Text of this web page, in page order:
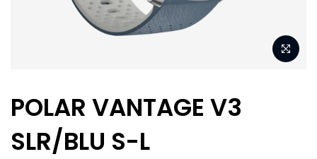
POLAR VANTAGE V3
SLR/BLU S-L